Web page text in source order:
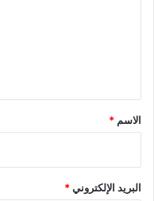
*
الاسم *
البريد الإلكتروني*